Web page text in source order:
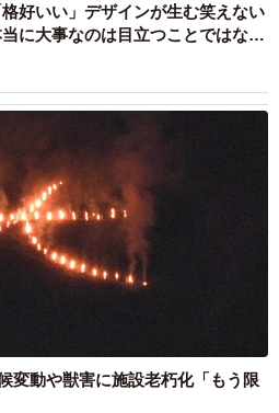
好いい」デザインが生む笑えない
に大事なのは目立つことではな
動や獣害に施設老朽化「もう限